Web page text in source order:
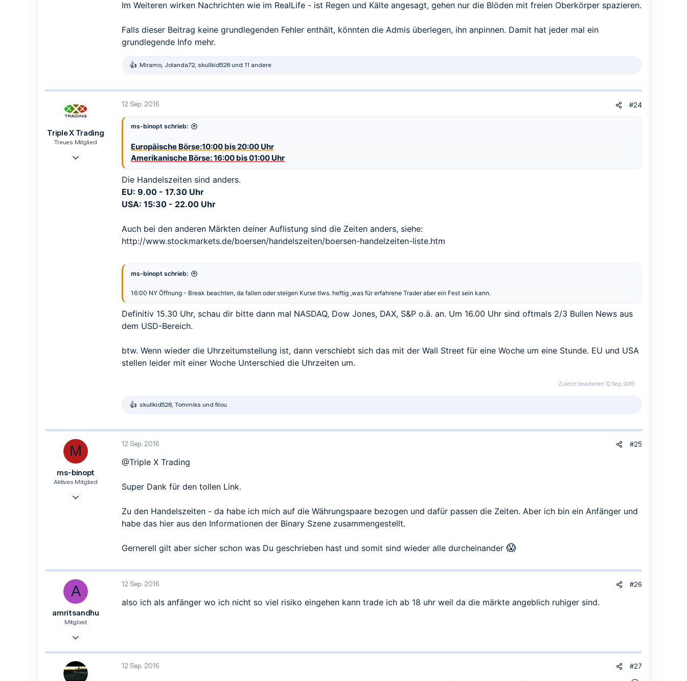
Im Weiteren wirken Nachrichten wie im RealLife - ist Regen und Kälte angesagt, gehen nur die Blöden mit freien Oberkörper spazieren.
Falls dieser Beitrag keine grundlegenden Fehler enthält, könnten die Admis überlegen, ihn anpinnen. Damit hat jeder mal ein
grundlegende Info mehr.
R
k
n
Miramo, Jolanda72, skullkid528 und 11 andere
Triple X Trading
Treues Mitglied
12 Sep. 2016 #24
ms-binopt schrieb:
Europäische Börse:10:00 bis 20:00 Uhr
Amerikanische Börse: 16:00 bis 01:00 Uhr
Die Handelszeiten sind anders.
EU: 9.00 - 17.30 Uhr
USA: 15:30 - 22.00 Uhr
Auch bei den anderen Märkten deiner Auflistung sind die Zeiten anders, siehe:
http://www.stockmarkets.de/boersen/handelszeiten/boersen-handelzeiten-liste.htm
ms-binopt schrieb:
16:00 NY Öffnung - Break beachten, da fallen oder steigen Kurse tlws. heftig ,was für erfahrene Trader aber ein Fest sein kann.
Definitiv 15.30 Uhr, schau dir bitte dann mal NASDAQ, Dow Jones, DAX, S&P o.ä. an. Um 16.00 Uhr sind oftmals 2/3 Bullen News aus
dem USD-Bereich.
btw. Wenn wieder die Uhrzeitumstellung ist, dann verschiebt sich das mit der Wall Street für eine Woche um eine Stunde. EU und USA
stellen leider mit einer Woche Unterschied die Uhrzeiten um.
Zuletzt bearbeitet: 12 Sep. 2016
R
k
n
:
skullkid528 Tommiks undfilou
M
ms-binopt
Aktives Mitglied
12 Sep. 2016 #25
@Triple X Trading
Super Dank für den tollen Link.
Zu den Handelszeiten - da habe ich mich auf die Währungspaare bezogen und dafür passen die Zeiten. Aber ich bin ein Anfänger und
habe das hier aus den Informationen der Binary Szene zusammengestellt.
Gernerell gilt aber sicher schon was Du geschrieben hast und somit sind wieder alle durcheinander 😱
A
amritsandhu
Mitglied
12 Sep. 2016 #26
also ich als anfänger wo ich nicht so viel risiko eingehen kann trade ich ab 18 uhr weil da die märkte angeblich ruhiger sind.
12 Sep. 2016 #27